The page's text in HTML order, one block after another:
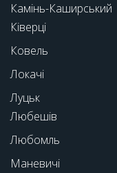
Камінь-Каширський
Ківерці
Ковель
Локачі
Луцьк
Любешів
Любомль
Маневичі